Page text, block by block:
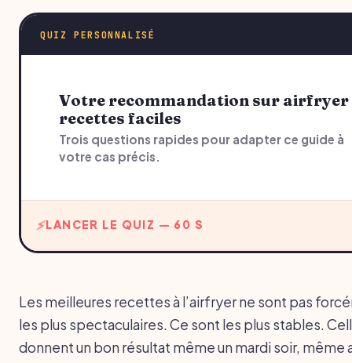
QUIZ PERSONNALISÉ
Votre recommandation sur airfryer
recettes faciles
Trois questions rapides pour adapter ce guide à
votre cas précis.
LANCER LE QUIZ — 60 S
Les meilleures recettes à l’airfryer ne sont pas
les plus spectaculaires. Ce sont les plus stables.
donnent un bon résultat même un mardi soir, même